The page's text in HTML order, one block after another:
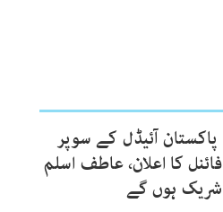
پاکستان آئیڈل کے سوپر
فائنل کا اعلان، عاطف اسلم
شریک ہوں گے